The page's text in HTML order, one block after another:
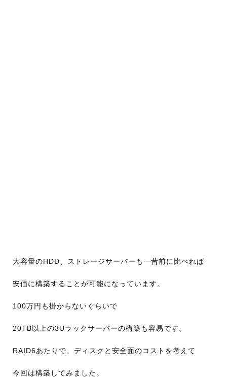
大容量のHDD、ストレージサーバーも一昔前に比べれば
安価に構築することが可能になっています。
100万円も掛からないぐらいで
20TB以上の3Uラックサーバーの構築も容易です。
RAID6あたりで、ディスクと安全面のコストを考えて
今回は構築してみました。